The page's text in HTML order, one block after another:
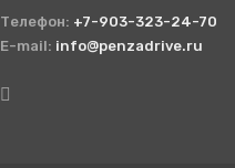
Телефон: +7-903-323-24-70
E-mail: info@penzadrive.ru